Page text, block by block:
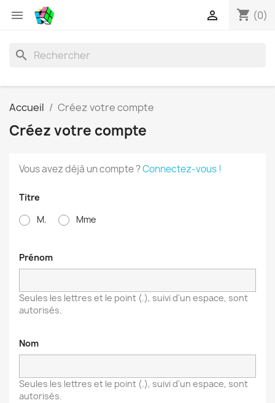
 shopping_cart (0)

search
Accueil Créez votre compte
Créez votre compte
Vous avez déjà un compte ?Connectez-vous !
Titre
M.
Mme
Prénom
Seules les lettres et le point (.), suivi d'un espace, sont
autorisés.
Nom
Seules les lettres et le point (.), suivi d'un espace, sont
autorisés.